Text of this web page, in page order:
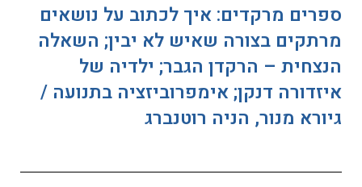
ספרים מרקדים: איך לכתוב על נושאים
מרתקים בצורה שאיש לא יבין; השאלה
הנצחית – הרקדן הגבר; ילדיה של
איזדורה דנקן; אימפרוביזציה בתנועה /
גיורא מנור, הניה רוטנברג